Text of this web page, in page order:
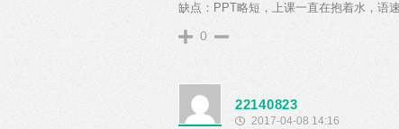
缺点：PPT略短，上课一直在抱着水，语
0
22140823
2017-04-08 14:16